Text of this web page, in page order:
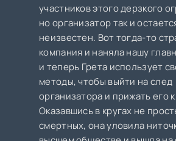
участников этого дерзкого
но организатор так и
неизвестен. Вот тогда-то
компания и наняла нашу
и теперь Грета использует
методы, чтобы выйти на след
организатора и прижать его
Оказавшись в кругах не
смертных, она уловила